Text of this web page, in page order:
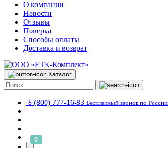
О компании
Новости
Отзывы
Поверка
Способы оплаты
Доставка и возврат
Каталог
8 (800) 777-16-83 Бесплатный звонок по России
0